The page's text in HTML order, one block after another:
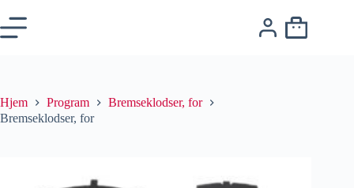
Hjem Program
Bremseklodser, for
Bremseklodser, for